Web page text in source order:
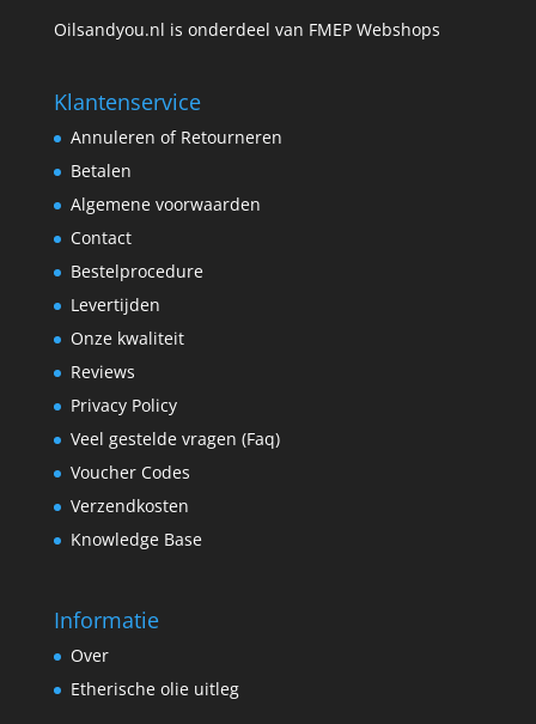
Oilsandyou.nl is onderdeel van FMEP Webshops
Klantenservice
Annuleren of Retourneren
Betalen
Algemene voorwaarden
Contact
Bestelprocedure
Levertijden
Onze kwaliteit
Reviews
Privacy Policy
Veel gestelde vragen (Faq)
Voucher Codes
Verzendkosten
Knowledge Base
Informatie
Over
Etherische olie uitleg